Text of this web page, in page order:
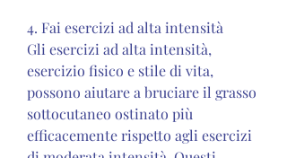
4. Fai esercizi ad alta intensità
Gli esercizi ad alta intensità,
esercizio fisico e stile di vita,
possono aiutare a bruciare il grasso
sottocutaneo ostinato più
efficacemente rispetto agli esercizi